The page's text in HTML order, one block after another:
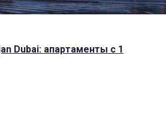
Dubai: апартаменты с 1